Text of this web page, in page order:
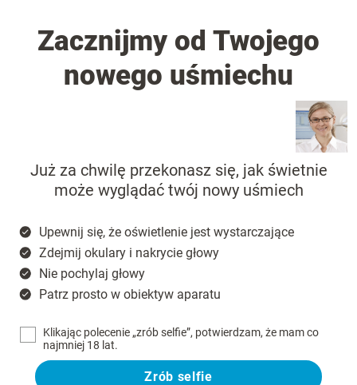
Zacznijmy od Twojego
nowego uśmiechu
Już za chwilę przekonasz się, jak świetnie
może wyglądać twój nowy uśmiech
Upewnij się, że oświetlenie jest wystarczające
Zdejmij okulary i nakrycie głowy
Nie pochylaj głowy
Patrz prosto w obiektyw aparatu
Klikając polecenie „zrób selfie”, potwierdzam, że mam co
najmniej 18 lat.
Zrób selfie